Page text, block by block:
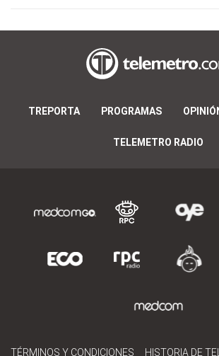
TREPORTA PROGRAMAS
TELEMETRO RADIO
TÉRMINOS Y CONDICIONES HISTORIA DE